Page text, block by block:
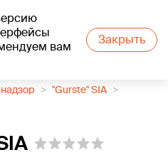
вам
Закрыть
"Gurste" SIA